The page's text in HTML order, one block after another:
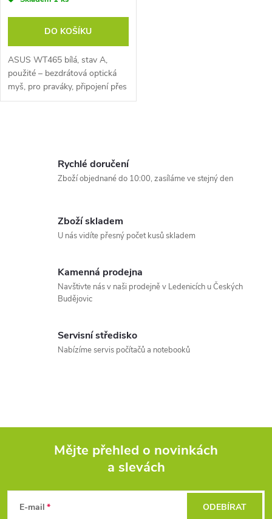
DO KOŠÍKU
ASUS WT465 bílá, stav A,
použité – bezdrátová optická
myš, pro praváky, připojení přes
USB přijímač (2,4 GHz), citlivost
y
Rychlé doručení
Zboží objednané do 10:00, zasíláme ve stejný den
Zboží skladem
U nás vidíte přesný počet kusů skladem
Kamenná prodejna
Navštivte nás v naši prodejně v Ledenicích u Českých
Budějovic
Servisní středisko
Nabízíme servis počítačů a notebooků
Mějte přehled o novinkách
a slevách
E-mail ODEBÍRAT